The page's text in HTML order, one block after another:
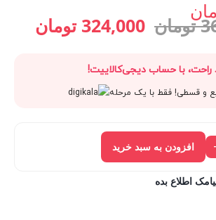
تومان قیمت
اصلی:
360,000 تومان
بود.
324,000 تومان
راحت، با حساب دیجی‌کالاییت!
و قسطی! فقط با یک مرحله
افزودن به سبد خرید
اطلاع بده